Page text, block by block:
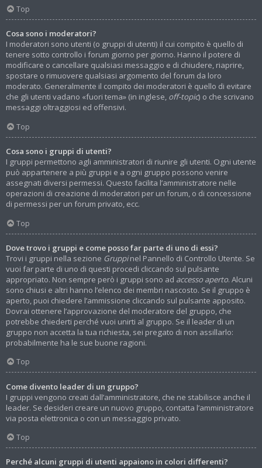
Top
Cosa sono i moderatori?
I moderatori sono utenti (o gruppi di utenti) il cui compito è quello di
tenere sotto controllo i forum giorno per giorno. Hanno il potere di
modificare o cancellare qualsiasi messaggio e di chiudere, riaprire,
spostare o rimuovere qualsiasi argomento del forum da loro
moderato. Generalmente il compito dei moderatori è quello di evitare
che gli utenti vadano «fuori tema» (in inglese, off-topic) o che scrivano
messaggi oltraggiosi ed offensivi.
Top
Cosa sono i gruppi di utenti?
I gruppi permettono agli amministratori di riunire gli utenti. Ogni utente
può appartenere a più gruppi e a ogni gruppo possono venire
assegnati diversi permessi. Questo facilita l’amministratore nelle
operazioni di creazione di moderatori per un forum, o di concessione
di permessi per un forum privato, ecc.
Top
Dove trovo i gruppi e come posso far parte di uno di essi?
Trovi i gruppi nella sezione Gruppinel Pannello di Controllo Utente. Se
vuoi far parte di uno di questi procedi cliccando sul pulsante
appropriato. Non sempre però i gruppi sono ad accesso aperto. Alcuni
sono chiusi e altri hanno l’elenco dei membri nascosto. Se il gruppo è
aperto, puoi chiedere l’ammissione cliccando sul pulsante apposito.
Dovrai ottenere l’approvazione del moderatore del gruppo, che
potrebbe chiederti perché vuoi unirti al gruppo. Se il leader di un
gruppo non accetta la tua richiesta, sei pregato di non assillarlo:
probabilmente ha le sue buone ragioni.
Top
Come divento leader di un gruppo?
I gruppi vengono creati dall’amministratore, che ne stabilisce anche il
leader. Se desideri creare un nuovo gruppo, contatta l’amministratore
via posta elettronica o con un messaggio privato.
Top
Perché alcuni gruppi di utenti appaiono in colori differenti?